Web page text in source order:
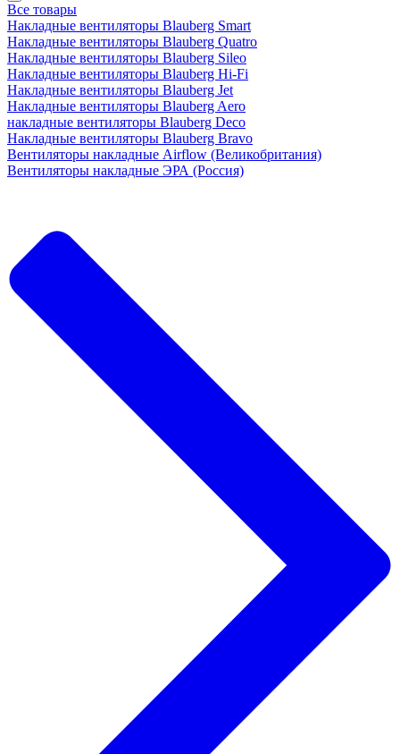
Все товары
Накладные вентиляторы Blauberg Smart
Накладные вентиляторы Blauberg Quatro
Накладные вентиляторы Blauberg Sileo
Накладные вентиляторы Blauberg Hi-Fi
Накладные вентиляторы Blauberg Jet
Накладные вентиляторы Blauberg Aero
накладные вентиляторы Blauberg Deco
Накладные вентиляторы Blauberg Bravo
Вентиляторы накладные Airflow (Великобритания)
Вентиляторы накладные ЭРА (Россия)